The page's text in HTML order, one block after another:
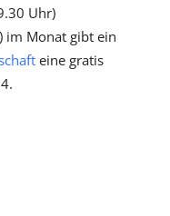
Uhr)
im Monat gibt ein
eine gratis